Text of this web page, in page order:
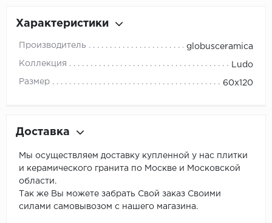
Характеристики
Производитель globusceramica
Коллекция Ludo
Размер 60x120
Доставка
Мы осуществляем доставку купленной у нас плитки
и керамического гранита по Москве и Московской
области.
Так же Вы можете забрать Свой заказ Своими
силами самовывозом с нашего магазина.